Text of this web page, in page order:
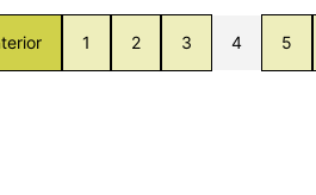
1 2 3 4 5